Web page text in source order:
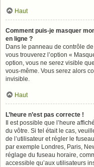
Haut
Comment puis-je masquer
en ligne ?
Dans le panneau de contrôle
vous trouverez l’option «
option, vous ne serez visible
vous-même. Vous serez alors
invisible.
Haut
L’heure n’est pas correcte !
Il est possible que l’heure
du vôtre. Si tel était le cas,
de l’utilisateur et régler le
par exemple Londres, Paris,
réglage du fuseau horaire,
accessible qu’aux utilisateurs